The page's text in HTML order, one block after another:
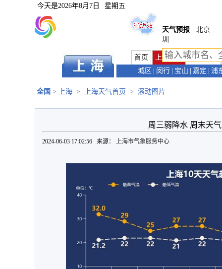
今天是2026年8月7日 星期五
天气预报 北京
圳
首页 上海首页
天气预报
城区
闵行 宝山 嘉定 浦
全国 > 上海 > 上海天气首页 > 滚动图片
周三弱降水 周末天
2024-06-03 17:02:56 来源： 上海市气象服务中心